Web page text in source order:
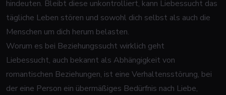
hindeuten. Bleibt diese unkontrolliert, kann Liebessucht das
tägliche Leben stören und sowohl dich selbst als auch die
Menschen um dich herum belasten.
Worum es bei Beziehungssucht wirklich geht
Liebessucht, auch bekannt als Abhängigkeit von
romantischen Beziehungen, ist eine Verhaltensstörung, bei
der eine Person ein übermäßiges Bedürfnis nach Liebe,